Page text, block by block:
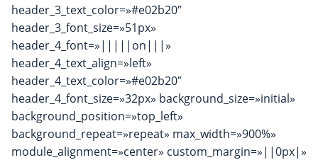
header_3_text_color=»#e02b20″
header_3_font_size=»51px»
header_4_font=»|||||on|||»
header_4_text_align=»left»
header_4_text_color=»#e02b20″
header_4_font_size=»32px» background_size=»initial»
background_position=»top_left»
background_repeat=»repeat» max_width=»900%»
module_alignment=»center» custom_margin=»||0px|»